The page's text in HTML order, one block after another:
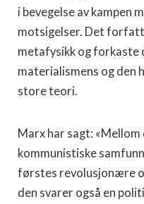
i bevegelse av kampen
motsigelser. Det
metafysikk og forkaste
materialismens og den
store teori.
Marx har sagt:
kommunistiske
førstes revolusjonære
den svarer også en